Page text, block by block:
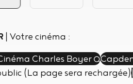
| Votre cinéma :
Charles Boyer
(La page sera rechargée)
désactivez pour afficher les